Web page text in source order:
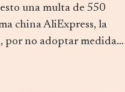
una multa de 550
china AliExpress, la
por no adoptar medidas